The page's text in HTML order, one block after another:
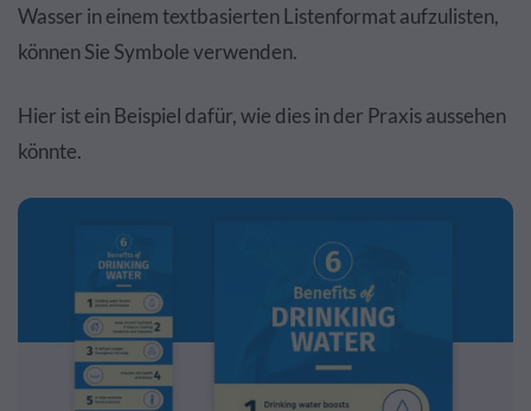
Wasser in einem textbasierten Listenformat aufzulisten,
können Sie Symbole verwenden.
Hier ist ein Beispiel dafür, wie dies in der Praxis aussehen
könnte.